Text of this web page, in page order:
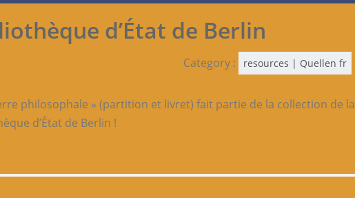
d’État de Berlin
Category : resources | Quellen fr
philosophale » (partition et livret) fait partie de la collection de la
d’État de Berlin !